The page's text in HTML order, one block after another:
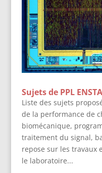
Sujets de PPL ENSTA
Liste des sujets
de la performance de
biomécanique,
traitement du signal,
repose sur les travaux
le laboratoire...